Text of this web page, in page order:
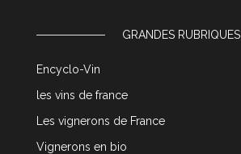
GRANDES RUBRIQUES
Encyclo-Vin
les vins de france
Les vignerons de France
Vignerons en bio